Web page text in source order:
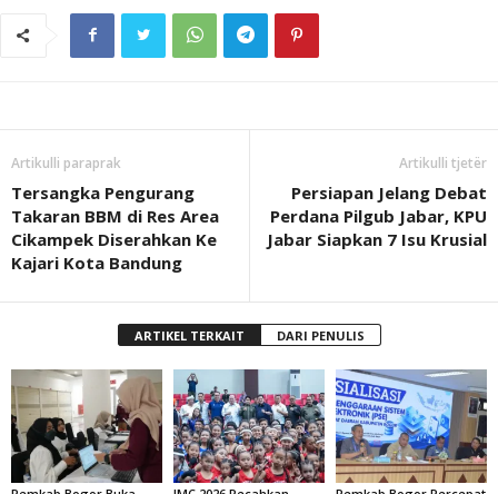
Artikulli paraprak
Tersangka Pengurang
Takaran BBM di Res Area
Cikampek Diserahkan Ke
Kajari Kota Bandung
Artikulli tjetër
Persiapan Jelang Debat
Perdana Pilgub Jabar, KPU
Jabar Siapkan 7 Isu Krusial
ARTIKEL TERKAIT DARI PENULIS